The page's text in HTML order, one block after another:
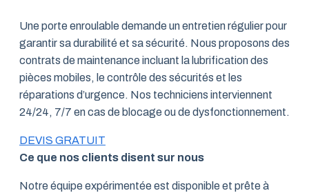
Une porte enroulable demande un entretien régulier pour
garantir sa durabilité et sa sécurité. Nous proposons des
contrats de maintenance incluant la lubrification des
pièces mobiles, le contrôle des sécurités et les
réparations d’urgence. Nos techniciens interviennent
24/24, 7/7 en cas de blocage ou de dysfonctionnement.
DEVIS GRATUIT
Ce que nos clients disent sur nous
Notre équipe expérimentée est disponible et prête à